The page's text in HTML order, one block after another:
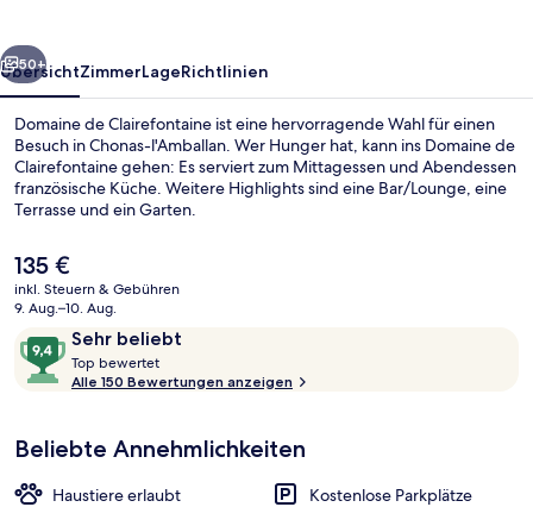
Weiter
50+
ÜbersichtZimmerLageRichtlinien
Domaine de Clairefontaine ist eine hervorragende Wahl für einen
Besuch in Chonas-l'Amballan. Wer Hunger hat, kann ins Domaine de
Clairefontaine gehen: Es serviert zum Mittagessen und Abendessen
französische Küche. Weitere Highlights sind eine Bar/Lounge, eine
Terrasse und ein Garten.
Der
aktuelle
Preis
135 €.
135 €
inkl. Steuern & Gebühren
9. Aug.–10. Aug.
Bewertungen
Sehr beliebt
9,4
von
10,
beliebt
Top bewertet
o
b
w
Alle 150 Bewertungen anzeigen
Beliebte Annehmlichkeiten
Haustiere erlaubt
Kostenlose Parkplätze